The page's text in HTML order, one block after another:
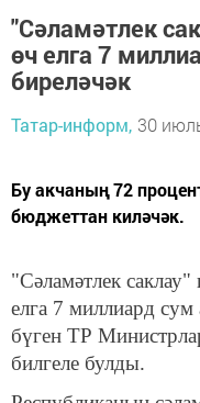
"Сәламәтлек
өч елга 7
биреләчәк
Татар-информ, 30
Бу акчаның 72
бюджеттан киләчәк.
"Сәламәтлек
елга 7 миллиард сум
бүген ТР
билгеле булды.